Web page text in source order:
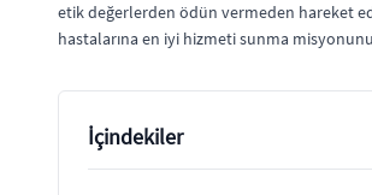
etik değerlerden ödün vermeden hareket
hastalarına en iyi hizmeti sunma
İçindekiler